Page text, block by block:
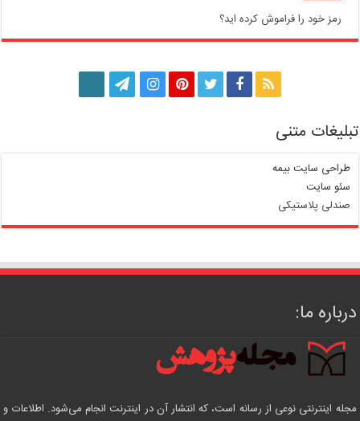
رمز خود را فراموش کرده اید؟
تبلیغات متنی
طراحی سایت بیمه
سئو سایت
صندلی پلاستیکی
درباره ما:
مجله اینترنتی نوعی از رسانه است، که انتشار آن در اینترنت انجام می‌شود. اطلاعات و